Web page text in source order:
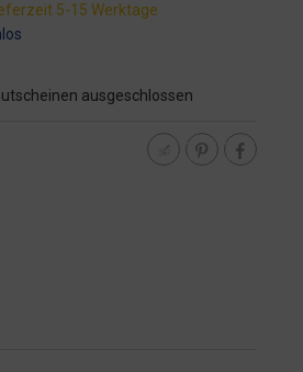
5-15 Werktage
ausgeschlossen